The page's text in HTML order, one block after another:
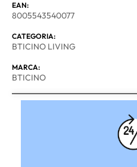
EAN:
8005543540077
CATEGORIA:
BTICINO LIVING
MARCA:
BTICINO